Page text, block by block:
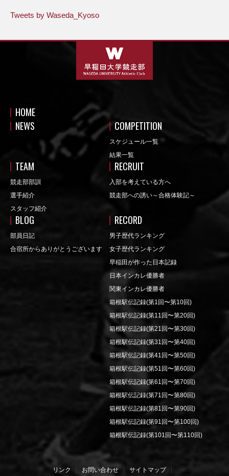
Tweets by Waseda_Kyoso
HOME
NEWS
COMPETITION
スケジュール一覧
結果一覧
TEAM
競走部部訓
選手紹介
スタッフ紹介
RECRUIT
入部を考えている方へ
競走部への誘い～合格体験記～
BLOG
部員日記
合宿所からありがとうございます
RECORD
男子歴代ランキング
女子歴代ランキング
早稲田が作った日本記録
日本インカレ優勝者
関東インカレ優勝者
箱根駅伝記録(第1回〜第10回)
箱根駅伝記録(第11回〜第20回)
箱根駅伝記録(第21回〜第30回)
箱根駅伝記録(第31回〜第40回)
箱根駅伝記録(第41回〜第50回)
箱根駅伝記録(第51回〜第60回)
箱根駅伝記録(第61回〜第70回)
箱根駅伝記録(第71回〜第80回)
箱根駅伝記録(第81回〜第90回)
箱根駅伝記録(第91回〜第100回)
箱根駅伝記録(第101回〜第110回)
リンク お問い合わせ
サイトマップ